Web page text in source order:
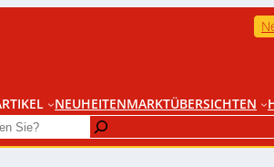
NEUHEITENMARKTÜBERSICHTEN